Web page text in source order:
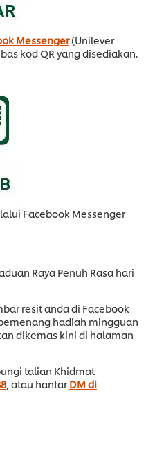
Messenger(Unilever
kod QR yang disediakan.
Facebook Messenger
Raya Penuh Rasa hari
resit anda di Facebook
hadiah mingguan
dikemas kini di halaman
talian Khidmat
, atau hantarDM di